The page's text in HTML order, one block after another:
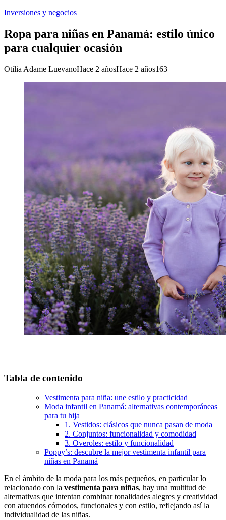
Inversiones y negocios
Ropa para niñas en Panamá: estilo único
para cualquier ocasión
Otilia Adame LuevanoHace 2 añosHace 2 años163
Tabla de contenido
Vestimenta para niña: une estilo y practicidad
Moda infantil en Panamá: alternativas contemporáneas
para tu hija
1. Vestidos: clásicos que nunca pasan de moda
2. Conjuntos: funcionalidad y comodidad
3. Overoles: estilo y funcionalidad
Poppy’s: descubre la mejor vestimenta infantil para
niñas en Panamá
En el ámbito de la moda para los más pequeños, en particular lo
relacionado con la vestimenta para niñas, hay una multitud de
alternativas que intentan combinar tonalidades alegres y creatividad
con atuendos cómodos, funcionales y con estilo, reflejando así la
individualidad de las niñas.